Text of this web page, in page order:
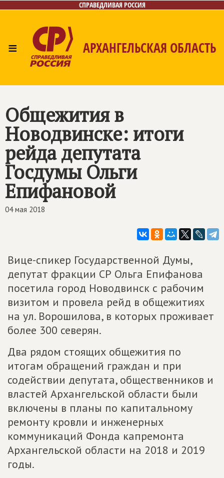
СПРАВЕДЛИВАЯ РОССИЯ
≡ АРХАНГЕЛЬСКАЯ ОБЛАСТЬ
Общежития в
Новодвинске: итоги
рейда депутата
Госдумы Ольги
Епифановой
04 мая 2018
Вице-спикер Государственной Думы,
депутат фракции СР Ольга Епифанова
посетила город Новодвинск с рабочим
визитом и провела рейд в общежитиях
на ул. Ворошилова, в которых проживает
более 300 северян.
Два рядом стоящих общежития по
итогам обращений граждан и при
содействии депутата, общественников и
властей Архангельской области были
включены в планы по капитальному
ремонту кровли и инженерных
коммуникаций Фонда капремонта
Архангельской области на 2018 и 2019
годы.